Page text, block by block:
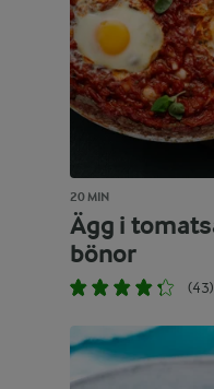
20 MIN
Ägg i
bönor
(43)